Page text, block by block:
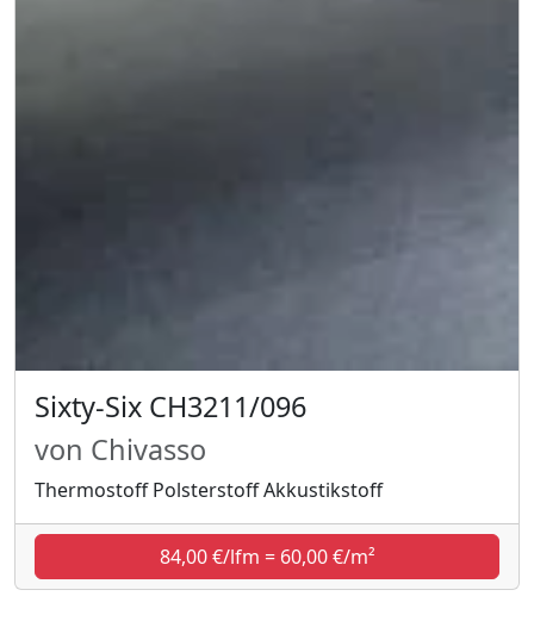
Sixty-Six CH3211/096
von Chivasso
Thermostoff Polsterstoff Akkustikstoff
84,00 €/lfm = 60,00 €/m²